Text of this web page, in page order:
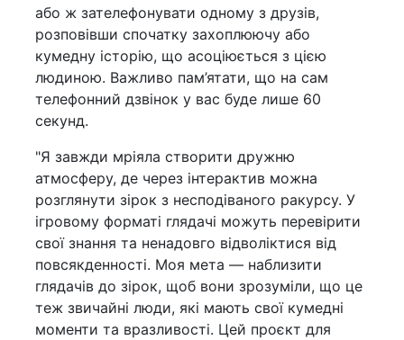
або ж зателефонувати одному з друзів,
розповівши спочатку захоплюючу або
кумедну історію, що асоціюється з цією
людиною. Важливо пам’ятати, що на сам
телефонний дзвінок у вас буде лише 60
секунд.
"Я завжди мріяла створити дружню
атмосферу, де через інтерактив можна
розглянути зірок з несподіваного ракурсу. У
ігровому форматі глядачі можуть перевірити
свої знання та ненадовго відволіктися від
повсякденності. Моя мета — наблизити
глядачів до зірок, щоб вони зрозуміли, що це
теж звичайні люди, які мають свої кумедні
моменти та вразливості. Цей проєкт для